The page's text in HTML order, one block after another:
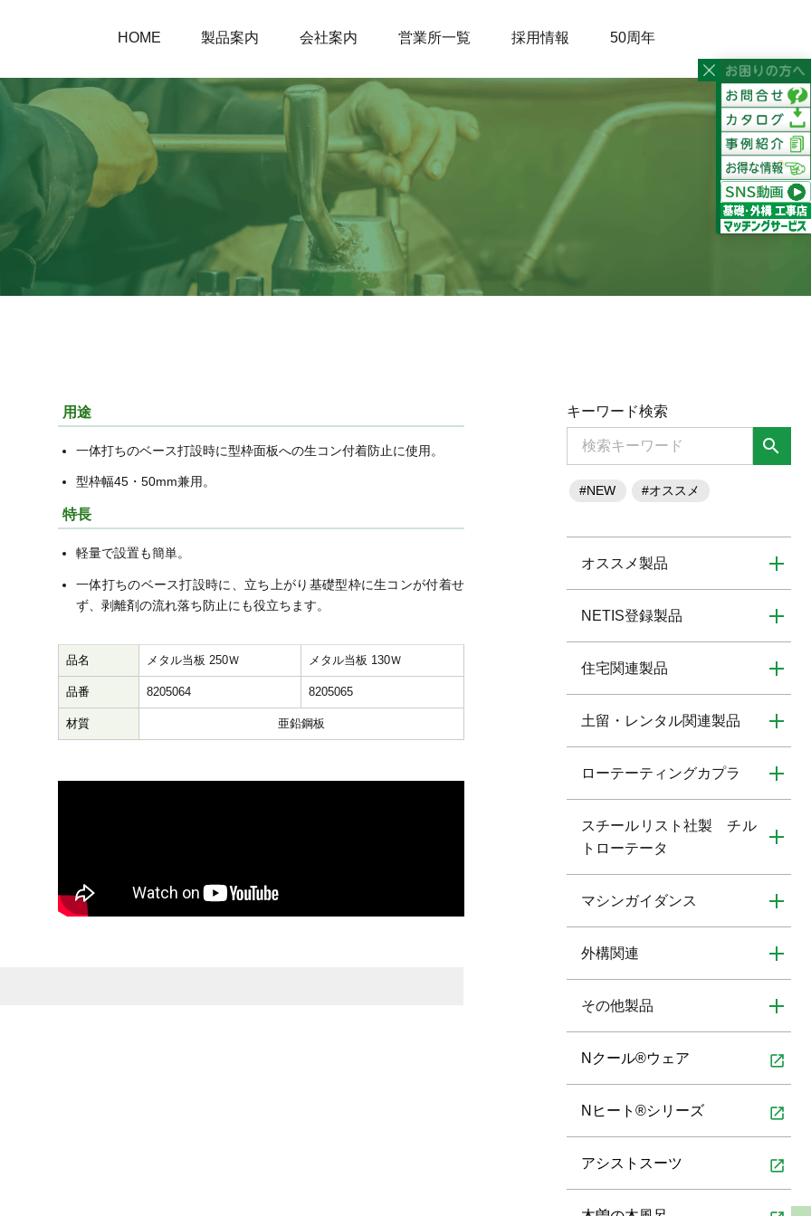
HOME 製品案内 会社案内 営業所一覧 採用情報 50周年
用途
一体打ちのベース打設時に型枠面板への生コン付着防止に使用。
型枠幅45・50mm兼用。
特長
軽量で設置も簡単。
一体打ちのベース打設時に、立ち上がり基礎型枠に生コンが付着せ
ず、剥離剤の流れ落ち防止にも役立ちます。
品名 メタル当板 250Ｗ メタル当板 130Ｗ
品番 8205064 8205065
材質 亜鉛鋼板
キーワード検索
search
#NEW #オススメ
オススメ製品
NETIS登録製品
住宅関連製品
土留・レンタル関連製品
ローテーティングカプラ
スチールリスト社製 チル
トローテータ
マシンガイダンス
外構関連
その他製品
Nクール®ウェア open_in_new
Nヒート®シリーズ open_in_new
アシストスーツ open_in_new